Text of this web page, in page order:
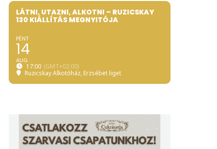
LÁTNI, UTAZNI, ALKOTNI – RUZICSKAY
130 KIÁLLÍTÁS MEGNYITÓJA
PÉNT
14
AUG
17:00 (GMT+02:00)
Ruzicskay Alkotóház, Erzsébet liget